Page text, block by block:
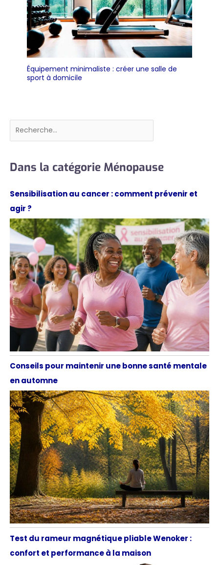
Équipement minimaliste : créer une salle de
sport à domicile
Rechercher
Dans la catégorie Ménopause
Sensibilisation au cancer : comment prévenir et
agir ?
Conseils pour maintenir une bonne santé mentale
en automne
Test du rameur magnétique pliable Wenoker :
confort et performance à la maison